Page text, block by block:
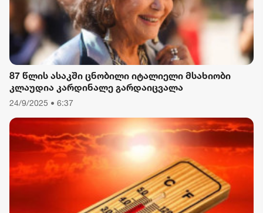
87 წლის ასაკში ცნობილი იტალიელი მსახიობი
კლაუდია კარდინალე გარდაიცვალა
24/9/2025 • 6:37